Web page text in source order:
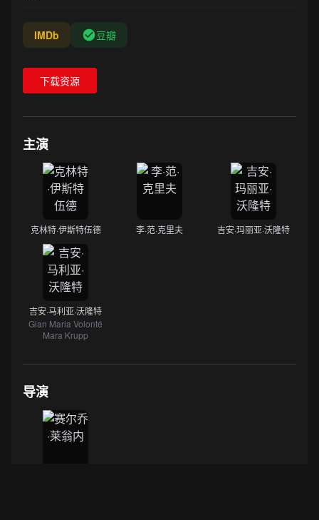
IMDb 豆瓣
下载资源
主演
克林特·伊斯特伍德 李·范·克里夫 吉安·玛丽亚·沃隆特
吉安·马利亚·沃隆特
Gian Maria Volonté
Mara Krupp
导演